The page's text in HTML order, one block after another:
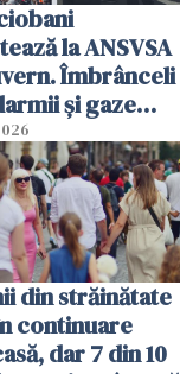
la ANSVSA
Îmbrânceli
și gaze
din străinătate
continuare
dar 7 din 10